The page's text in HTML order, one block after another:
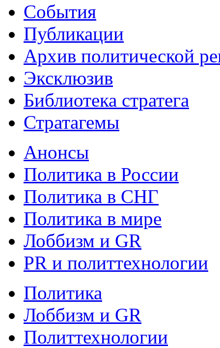
События
Публикации
Архив политической
Эксклюзив
Библиотека стратега
Стратагемы
Анонсы
Политика в России
Политика в СНГ
Политика в мире
Лоббизм и GR
PR и политтехнологии
Политика
Лоббизм и GR
Политтехнологии